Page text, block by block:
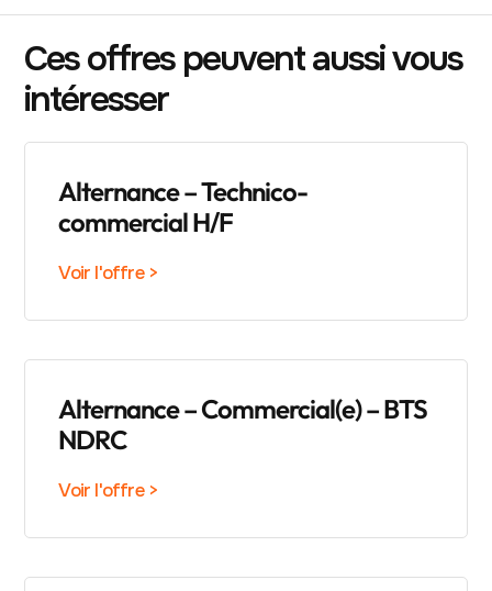
Ces offres peuvent aussi vous
intéresser
Alternance – Technico-
commercial H/F
Voir l'offre >
Alternance – Commercial(e) – BTS
NDRC
Voir l'offre >